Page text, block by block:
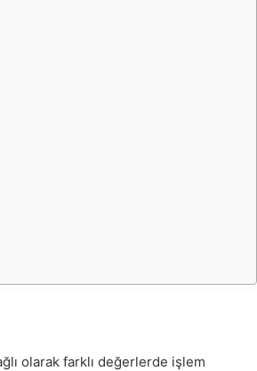
olarak farklı değerlerde işlem